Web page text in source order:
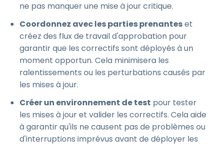
ne pas manquer une mise à jour critique.
Coordonnez avec les parties prenanteset
créez des flux de travail d'approbation pour
garantir que les correctifs sont déployés à un
moment opportun. Cela minimisera les
ralentissements ou les perturbations causés par
les mises à jour.
Créer un environnement de test pour tester
les mises à jour et valider les correctifs. Cela aide
à garantir qu'ils ne causent pas de problèmes ou
d'interruptions imprévus avant de déployer les